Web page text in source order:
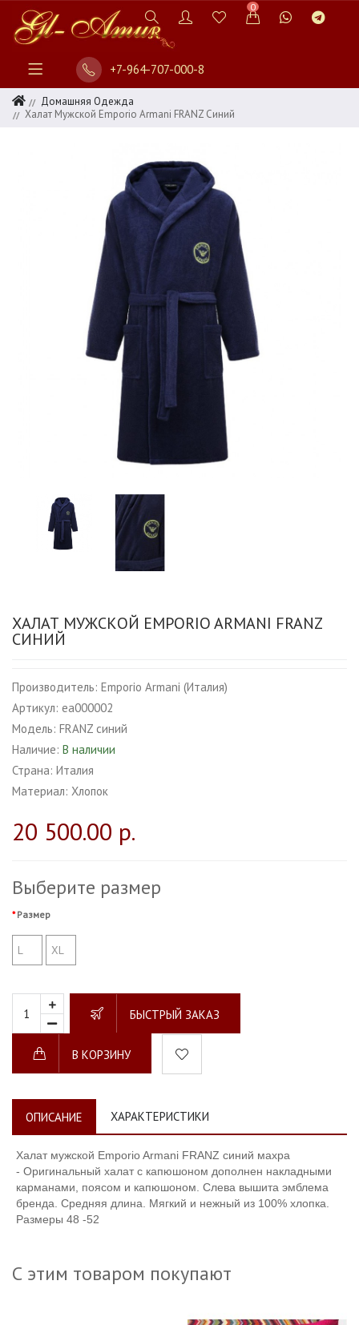
0
+7-964-707-000-8
Домашняя Одежда
Халат Мужской Emporio Armani FRANZ Синий
ХАЛАТ МУЖСКОЙ EMPORIO ARMANI FRANZ
СИНИЙ
Производитель: Emporio Armani (Италия)
Артикул: ea000002
Модель: FRANZ синий
Наличие: В наличии
Страна: Италия
Материал: Хлопок
20 500.00 р.
Выберите размер
Размер
L XL
БЫСТРЫЙ ЗАКАЗ
В КОРЗИНУ
ОПИСАНИЕ ХАРАКТЕРИСТИКИ
Халат мужской Emporio Armani FRANZ синий махра
- Оригинальный халат с капюшоном дополнен накладными
карманами, поясом и капюшоном. Слева вышита эмблема
бренда. Средняя длина. Мягкий и нежный из 100% хлопка.
Размеры 48 -52
С этим товаром покупают